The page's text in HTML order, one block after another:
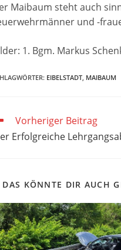
Maibaum steht auch
und -
1. Bgm. Markus
: EIBELSTADT, MAIBAUM
Vorheriger Beitrag
Erfolgreiche
DAS KÖNNTE DIR AUCH